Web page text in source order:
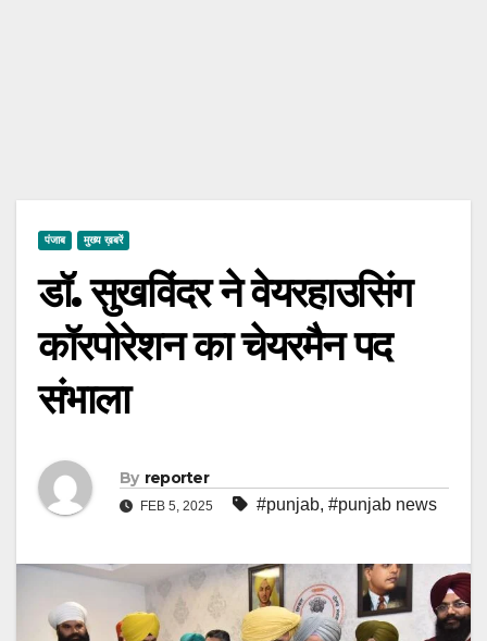
पंजाब मुख्य ख़बरें
डॉ. सुखविंदर ने वेयरहाउसिंग
कॉरपोरेशन का चेयरमैन पद
संभाला
By reporter
FEB 5, 2025 #punjab, #punjab news